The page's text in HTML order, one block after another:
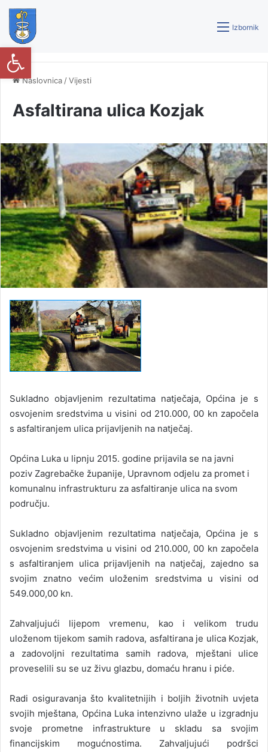
Izbornik
Naslovnica /Vijesti
Asfaltirana ulica Kozjak
Sukladno objavljenim rezultatima natječaja, Općina je s
osvojenim sredstvima u visini od 210.000, 00 kn započela
s asfaltiranjem ulica prijavljenih na natječaj.
Općina Luka u lipnju 2015. godine prijavila se na javni
poziv Zagrebačke županije, Upravnom odjelu za promet i
komunalnu infrastrukturu za asfaltiranje ulica na svom
području.
Sukladno objavljenim rezultatima natječaja, Općina je s
osvojenim sredstvima u visini od 210.000, 00 kn započela
s asfaltiranjem ulica prijavljenih na natječaj, zajedno sa
svojim znatno većim uloženim sredstvima u visini od
549.000,00 kn.
Zahvaljujući lijepom vremenu, kao i velikom trudu
uloženom tijekom samih radova, asfaltirana je ulica Kozjak,
a zadovoljni rezultatima samih radova, mještani ulice
proveselili su se uz živu glazbu, domaću hranu i piće.
Radi osiguravanja što kvalitetnijih i boljih životnih uvjeta
svojih mještana, Općina Luka intenzivno ulaže u izgradnju
svoje prometne infrastrukture u skladu sa svojim
financijskim mogućnostima. Zahvaljujući podršci
Open toolbar